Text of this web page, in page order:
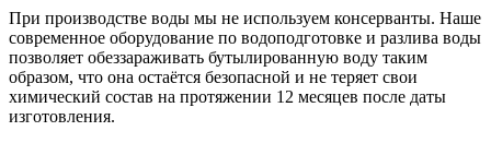
При производстве воды мы не используем консерванты. Наше
современное оборудование по водоподготовке и разлива воды
позволяет обеззараживать бутылированную воду таким
образом, что она остаётся безопасной и не теряет свои
химический состав на протяжении 12 месяцев после даты
изготовления.